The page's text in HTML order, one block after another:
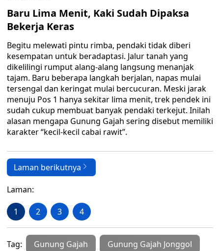
Baru Lima Menit, Kaki Sudah Dipaksa
Bekerja Keras
Begitu melewati pintu rimba, pendaki tidak diberi
kesempatan untuk beradaptasi. Jalur tanah yang
dikelilingi rumput alang-alang langsung menanjak
tajam. Baru beberapa langkah berjalan, napas mulai
tersengal dan keringat mulai bercucuran. Meski jarak
menuju Pos 1 hanya sekitar lima menit, trek pendek ini
sudah cukup membuat banyak pendaki terkejut. Inilah
alasan mengapa Gunung Gajah sering disebut memiliki
karakter “kecil-kecil cabai rawit”.
Laman berikutnya
Laman:
1 2 3 4
Tag: Gunung Gajah Gunung Gajah Jonggol